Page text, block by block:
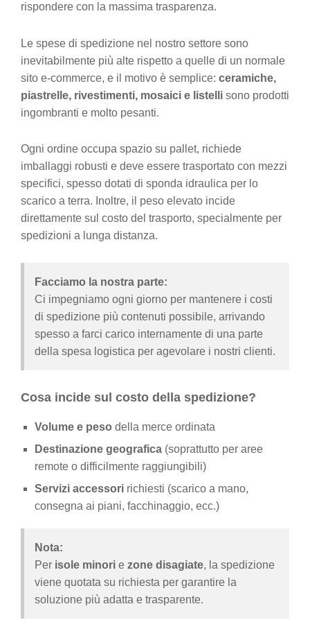
rispondere con la massima trasparenza.
Le spese di spedizione nel nostro settore sono
inevitabilmente più alte rispetto a quelle di un normale
sito e-commerce, e il motivo è semplice: ceramiche,
piastrelle, rivestimenti, mosaici e listelli sono prodotti
ingombranti e molto pesanti.
Ogni ordine occupa spazio su pallet, richiede
imballaggi robusti e deve essere trasportato con mezzi
specifici, spesso dotati di sponda idraulica per lo
scarico a terra. Inoltre, il peso elevato incide
direttamente sul costo del trasporto, specialmente per
spedizioni a lunga distanza.
Facciamo la nostra parte:
Ci impegniamo ogni giorno per mantenere i costi
di spedizione più contenuti possibile, arrivando
spesso a farci carico internamente di una parte
della spesa logistica per agevolare i nostri clienti.
Cosa incide sul costo della spedizione?
Volume e peso della merce ordinata
Destinazione geografica (soprattutto per aree
remote o difficilmente raggiungibili)
Servizi accessori richiesti (scarico a mano,
consegna ai piani, facchinaggio, ecc.)
Nota:
Per isole minori e zone disagiate, la spedizione
viene quotata su richiesta per garantire la
soluzione più adatta e trasparente.